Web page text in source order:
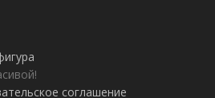
соглашение